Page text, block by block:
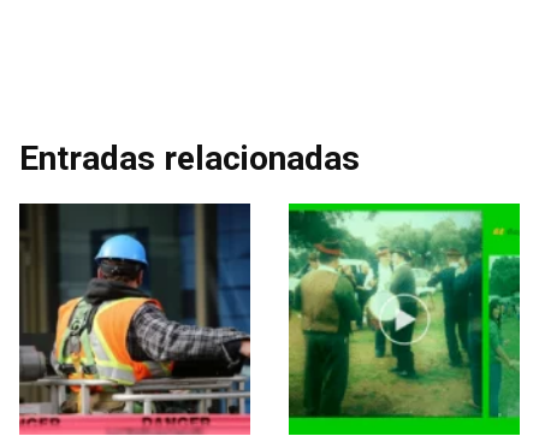
Entradas relacionadas